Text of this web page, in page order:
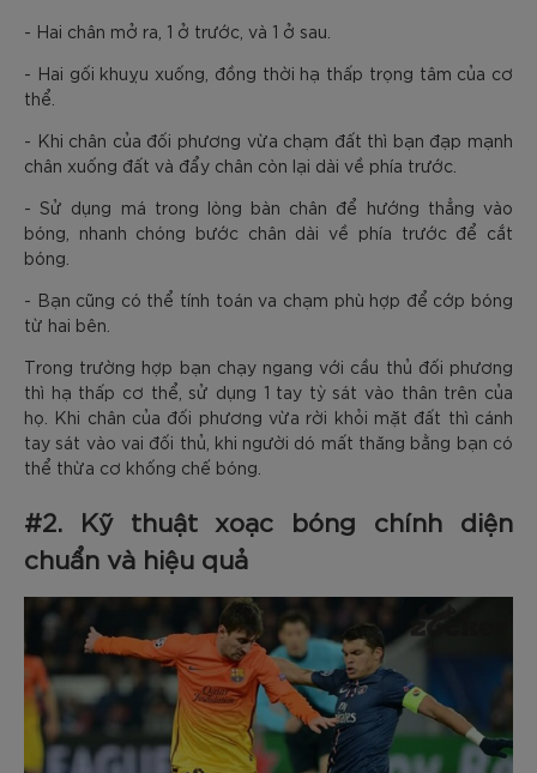
- Hai chân mở ra, 1 ở trước, và 1 ở sau.
- Hai gối khuỵu xuống, đồng thời hạ thấp trọng tâm của cơ
thể.
- Khi chân của đối phương vừa chạm đất thì bạn đạp mạnh
chân xuống đất và đẩy chân còn lại dài về phía trước.
- Sử dụng má trong lòng bàn chân để hướng thẳng vào
bóng, nhanh chóng bước chân dài về phía trước để cắt
bóng.
- Bạn cũng có thể tính toán va chạm phù hợp để cớp bóng
từ hai bên.
Trong trường hợp bạn chạy ngang với cầu thủ đối phương
thì hạ thấp cơ thể, sử dụng 1 tay tỳ sát vào thân trên của
họ. Khi chân của đối phương vừa rời khỏi mặt đất thì cánh
tay sát vào vai đối thủ, khi người dó mất thăng bằng bạn có
thể thừa cơ khống chế bóng.
#2. Kỹ thuật xoạc bóng chính diện
chuẩn và hiệu quả